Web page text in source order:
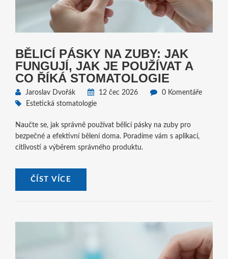
BĚLICÍ PÁSKY NA ZUBY: JAK
FUNGUJÍ, JAK JE POUŽÍVAT A
CO ŘÍKÁ STOMATOLOGIE
Jaroslav Dvořák 12 čec 2026
0 Komentáře
Estetická stomatologie
Naučte se, jak správně používat bělicí pásky na zuby pro
bezpečné a efektivní bělení doma. Poradíme vám s aplikací,
citlivostí a výběrem správného produktu.
ČÍST VÍCE